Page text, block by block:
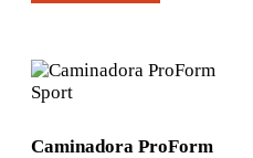
Caminadora ProForm